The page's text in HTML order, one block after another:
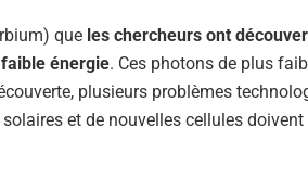
que les chercheurs ont
énergie. Ces photons de plus
plusieurs problèmes
et de nouvelles cellules doivent